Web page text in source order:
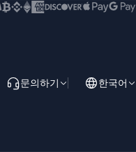
문의하기 한국어